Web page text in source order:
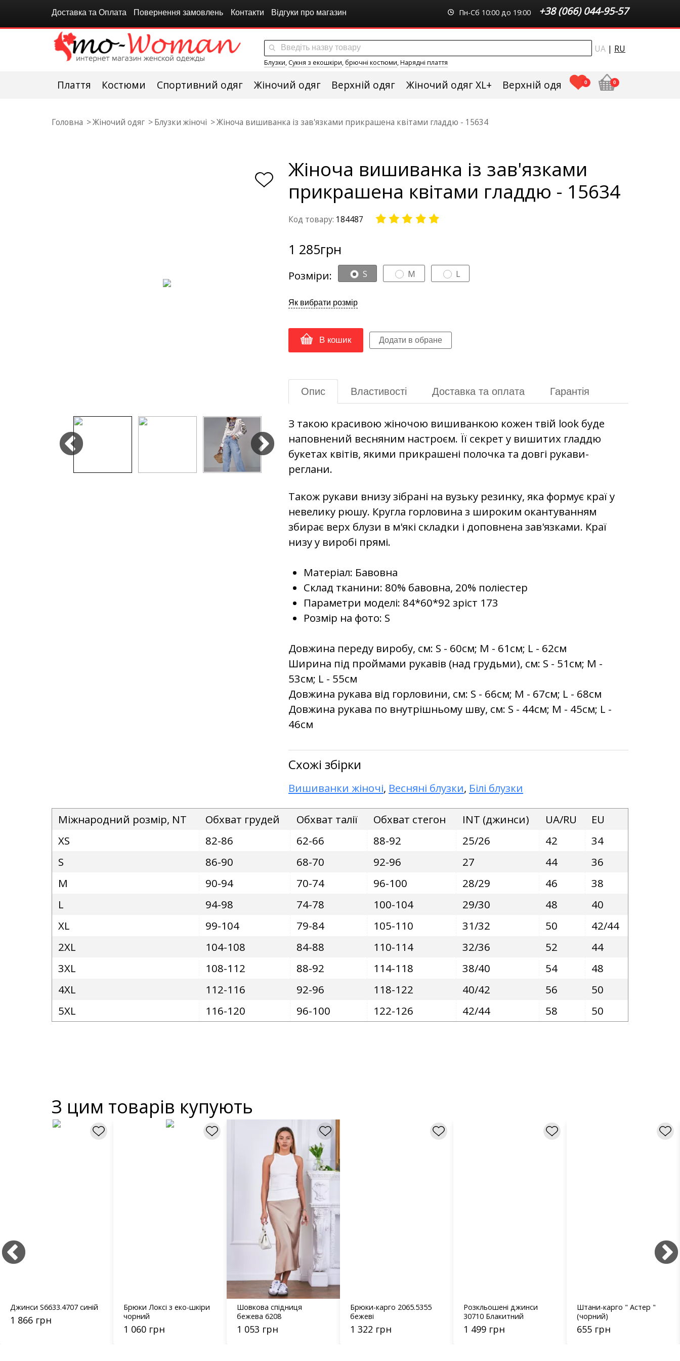
Доставка та Оплата Повернення замовлень Контакти Відгуки про магазин +38 (066) 044-95-57
Пн-Сб 10:00 до 19:00
UA | RU
Блузки, Сукня з екошкіри, брючні костюми,Нарядні плаття
Плаття Костюми Спортивний одяг Жіночий одяг Верхній одяг Жіночий одяг XL+ Верхній одяг плюс сайз
0 0
Головна Жіночий одяг Блузки жіночі Жіноча вишиванка із зав'язками прикрашена квітами гладдю - 15634
Жіноча вишиванка із зав'язками
прикрашена квітами гладдю - 15634
Код товару: 184487
1 285грн
Розміри: S M L
Як вибрати розмір
В кошик
Опис Властивості Доставка та оплата Гарантія
З такою красивою жіночою вишиванкою кожен твій look буде
наповнений весняним настроєм. Її секрет у вишитих гладдю
букетах квітів, якими прикрашені полочка та довгі рукави-
реглани.
Також рукави внизу зібрані на вузьку резинку, яка формує краї у
невелику рюшу. Кругла горловина з широким окантуванням
збирає верх блузи в м'які складки і доповнена зав'язками. Краї
низу у виробі прямі.
Матеріал: Бавовна
Склад тканини: 80% бавовна, 20% поліестер
Параметри моделі: 84*60*92 зріст 173
Розмір на фото: S
Довжина переду виробу, см: S - 60см; M - 61см; L - 62см
Ширина під проймами рукавів (над грудьми), см: S - 51см; M -
53см; L - 55см
Довжина рукава від горловини, см: S - 66см; M - 67см; L - 68см
Довжина рукава по внутрішньому шву, см: S - 44см; M - 45см; L -
46см
Схожі збірки
Вишиванки жіночі, Весняні блузки, Білі блузки
Міжнародний розмір, NT Обхват грудей Обхват талії Обхват стегон INT (джинси) UA/RU
EU
XS
82-86 62-66 88-92 25/26 42
34
S
86-90 68-70 92-96 27 44
36
M
90-94 70-74 96-100 28/29 46
38
L
94-98 74-78 100-104 29/30 48
40
XL
99-104 79-84 105-110 31/32 50
42/44
2XL
104-108 84-88 110-114 32/36 52
44
3XL
108-112 88-92 114-118 38/40 54
48
4XL
112-116 92-96 118-122 40/42 56
50
5XL
116-120 96-100 122-126 42/44 58 50
З цим товарів купують
Джинси S6633.4707 синій
1 866 грн
Брюки Локсі з еко-шкіри
чорний
1 060 грн
Шовкова спідниця
бежева 6208
1 053 грн
Брюки-карго 2065.5355
бежеві
1 322 грн
Розкльошені джинси
30710 Блакитний
1 499 грн
Штани-карго " Астер "
(чорний)
655 грн